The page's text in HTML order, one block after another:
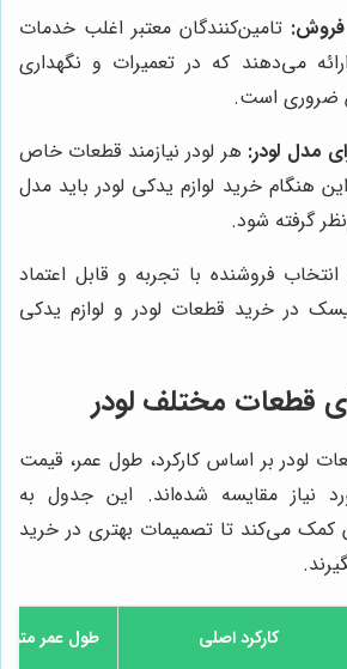
تامین‌کنندگان معتبر اغلب خدمات
می‌دهند که در تعمیرات و نگهداری
ضروری است.
مدل لودر: هر لودر نیازمند قطعات خاص
هنگام خرید لوازم یدکی لودر باید مدل
گرفته شود.
انتخاب فروشنده با تجربه و قابل اعتماد
در خرید قطعات لودر و لوازم یدکی
قطعات مختلف لودر
لودر بر اساس کارکرد، طول عمر، قیمت
نیاز مقایسه شده‌اند. این جدول به
کمک می‌کند تا تصمیمات بهتری در خرید
کارکرد اصلی طول عمر